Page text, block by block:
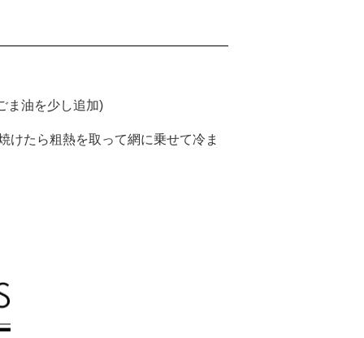
ま油を少し追加)
けたら粗熱を取って網に乗せて冷ま